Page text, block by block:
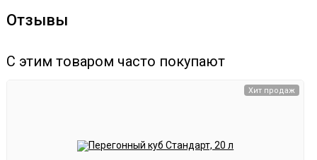
Отзывы
С этим товаром часто покупают
Хит продаж